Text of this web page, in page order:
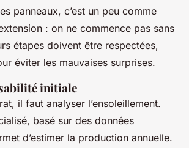
panneaux, c’est un peu comme
: on ne commence pas sans
étapes doivent être respectées,
éviter les mauvaises surprises.
initiale
il faut analyser l’ensoleillement.
basé sur des données
d’estimer la production annuelle.